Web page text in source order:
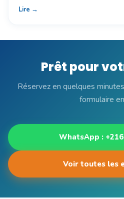
Lire →
Prêt pour
Réservez en quelques
formulaire
WhatsApp :
Voir toutes les